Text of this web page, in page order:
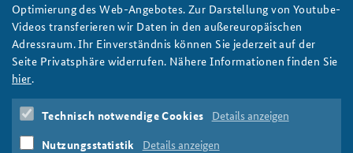
Im rbb Inforadio spricht der Präsident der Bundesakademie für
Sicherheitspolitik Botschafter Ekkehard Brose mit Sabina
Matthay über den Vernetzten Ansatz und darüber, wie diese
Leitidee der deutschen Außen- und Sicherheitspolitik
erfolgreich gestaltet werden kann. Foto: BAKS/Wagner
weiter
Vernetzter Ansatz,rbb,Inforadio
ZWÖLFZWEIUNDZWANZIG,Debatte
Optimierung des Web-Angebotes. Zur Darstellung von Youtube-
Videos transferieren wir Daten in den außereuropäischen
Adressraum. Ihr Einverständnis können Sie jederzeit auf der
Seite Privatsphäre widerrufen. Nähere Informationen finden Sie
hier.
Technisch notwendige Cookies Details anzeigen
Nutzungsstatistik Details anzeigen